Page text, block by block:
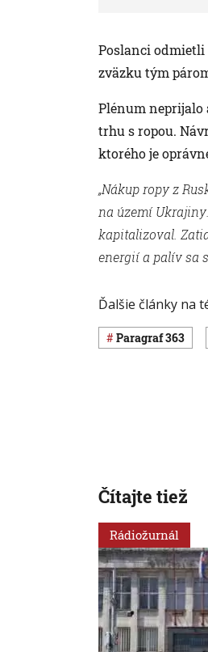
Poslanci
zväzku tým
Plénum neprijalo
trhu s ropou.
ktorého je
„Nákup ropy z
na území
kapitalizoval.
energií a palív sa
Ďalšie články na
paragraf 363
Čítajte tiež
Rádiožurnál